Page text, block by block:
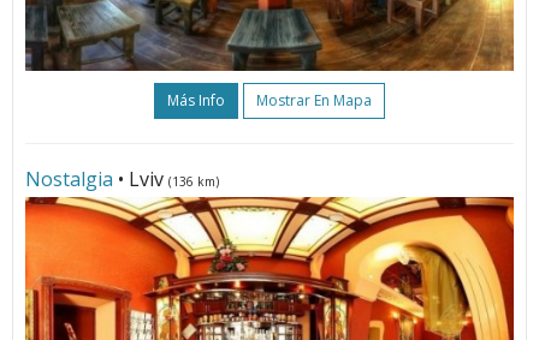
Más Info Mostrar En Mapa
Nostalgia • Lviv (136 km)